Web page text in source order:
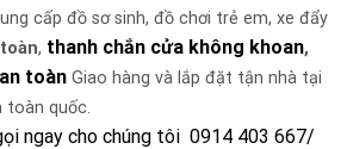
cấp đồ sơ sinh, đồ chơi trẻ em, xe đẩy
, thanh chắn cửa không khoan,
toàn Giao hàng và lắp đặt tận nhà tại
toàn quốc.
ngay cho chúng tôi 0914 403 667/